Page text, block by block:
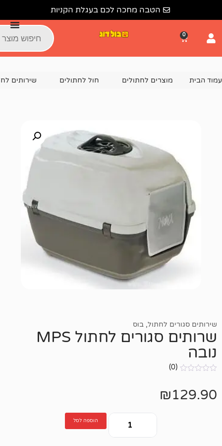
הטבה מחכה לכם בעגלת הקניות
לחתולים חול לחתולים שירותים לחתול
,בוס
שרותים סגורים לחתול MPS
הוספה לסל